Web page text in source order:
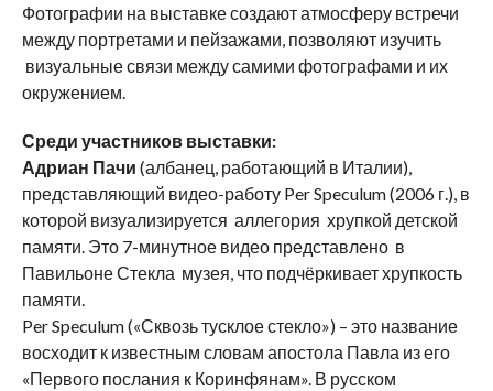
Фотографии на выставке создают атмосферу встречи
между портретами и пейзажами, позволяют изучить
визуальные связи между самими фотографами и их
окружением.
Среди участников выставки:
Адриан Пачи (албанец, работающий в Италии),
представляющий видео-работу Per Speculum (2006 г.), в
которой визуализируется аллегория хрупкой детской
памяти. Это 7-минутное видео представлено в
Павильоне Стекла музея, что подчёркивает хрупкость
памяти.
Per Speculum («Сквозь тусклое стекло») – это название
восходит к известным словам апостола Павла из его
«Первого послания к Коринфянам». В русском